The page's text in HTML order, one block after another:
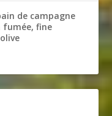
de campagne
fumée, fine